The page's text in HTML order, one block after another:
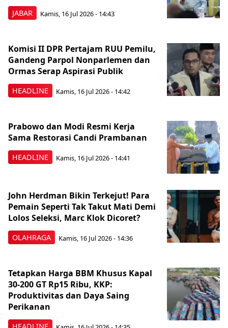
JABAR Kamis, 16 Jul 2026 - 14:43
HEADLINE
Komisi II DPR Pertajam RUU Pemilu,
Gandeng Parpol Nonparlemen dan
Ormas Serap Aspirasi Publik
Kamis, 16 Jul 2026 - 14:42
HEADLINE
Prabowo dan Modi Resmi Kerja
Sama Restorasi Candi Prambanan
Kamis, 16 Jul 2026 - 14:41
OLAHRAGA
John Herdman Bikin Terkejut! Para
Pemain Seperti Tak Takut Mati Demi
Lolos Seleksi, Marc Klok Dicoret?
Kamis, 16 Jul 2026 - 14:36
Tetapkan Harga BBM Khusus Kapal
30-200 GT Rp15 Ribu, KKP:
Produktivitas dan Daya Saing
Perikanan